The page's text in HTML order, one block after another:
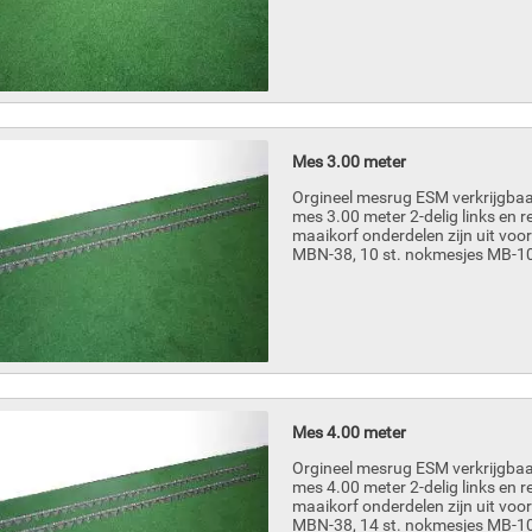
Mes 3.00 meter
Orgineel mesrug ESM
mes 3.00 meter 2-delig links en
maaikorf onderdelen zijn uit
MBN-38, 10 st. nokmesjes MB-
Mes 4.00 meter
Orgineel mesrug ESM
mes 4.00 meter 2-delig links en
maaikorf onderdelen zijn uit
MBN-38, 14 st. nokmesjes MB-